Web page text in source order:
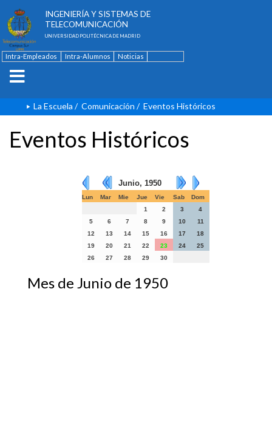
INGENIERÍA Y SISTEMAS DE
TELECOMUNICACIÓN
UNIVERSIDAD POLITÉCNICA DE MADRID
Intra-Empleados Intra-Alumnos
Noticias
La Escuela / Comunicación / Eventos Históricos
Eventos Históricos
Junio, 1950
Lun Mar Mie Jue Vie Sab
Dom
1
2 3
4
5
6 7 8 9 10
11
12
13 14 15 16 17
18
19
20 21 22 23 24
25
26
27 28 29 30
Mes de Junio de 1950